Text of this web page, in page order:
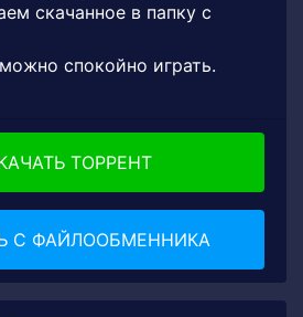
скачанное в папку с
спокойно играть.
ТОРРЕНТ
С ФАЙЛООБМЕННИКА